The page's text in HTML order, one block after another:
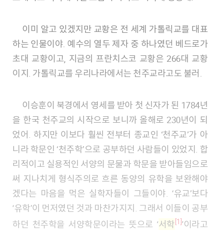
이미 알고 있겠지만 교황은 전 세계 가톨릭교를 대표
하는 인물이야. 예수의 열두 제자 중 하나였던 베드로가
초대 교황이고, 지금의 프란치스코 교황은 266대 교황
이지. 가톨릭교를 우리나라에서는 천주교라고도 불러.
이승훈이 북경에서 영세를 받아 첫 신자가 된 1784년
을 한국 천주교의 시작으로 보니까 올해로 230년이 되
었어. 하지만 이보다 훨씬 전부터 종교인 ‘천주교’가 아
니라 학문인 ‘천주학’으로 공부하던 사람들이 있었지. 합
리적이고 실용적인 서양의 문물과 학문을 받아들임으로
써 지나치게 형식주의로 흐른 동양의 유학을 보완해야
겠다는 마음을 먹은 실학자들이 그들이야. ‘유교’보다
‘유학’이 먼저였던 것과 마찬가지지. 그래서 이들이 공부
하던 천주학을 서양학문이라는 뜻으로 ‘서학[1]’이라고